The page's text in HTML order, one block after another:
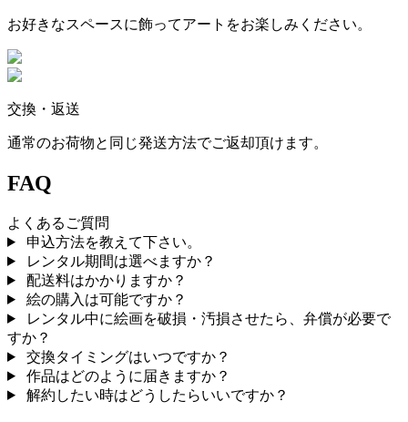
お好きなスペースに飾ってアートをお楽しみください。
交換・返送
通常のお荷物と同じ発送方法でご返却頂けます。
FAQ
よくあるご質問
申込方法を教えて下さい。
レンタル期間は選べますか？
配送料はかかりますか？
絵の購入は可能ですか？
レンタル中に絵画を破損・汚損させたら、弁償が必要で
すか？
交換タイミングはいつですか？
作品はどのように届きますか？
解約したい時はどうしたらいいですか？